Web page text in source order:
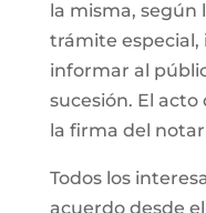
la misma, según
trámite especial,
informar al
sucesión. El
la firma del
Todos los
acuerdo desde